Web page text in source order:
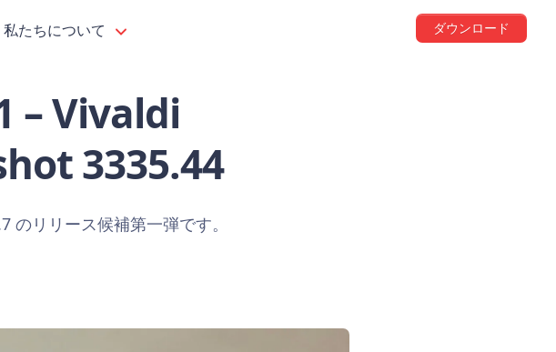
私たちについて ダウンロード
– Vivaldi
3335.44
リリース候補第一弾です。